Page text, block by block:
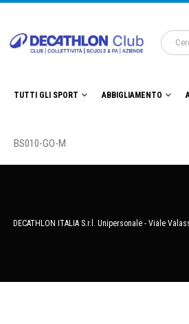
TUTTI GLI SPORT ABBIGLIAMENTO
BS010-GO-M
DECATHLON ITALIA S.r.l. Unipersonale - Viale